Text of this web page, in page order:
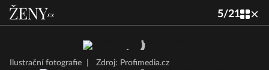
5/21
Ilustrační fotografie Zdroj: Profimedia.cz